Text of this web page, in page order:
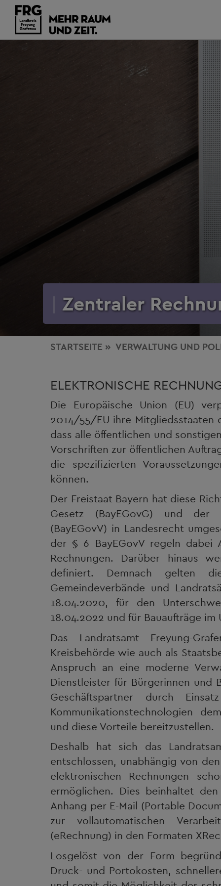
Zentraler
STARTSEITE VERWALTUNG UND
ELEKTRONISCHE
Die Europäische Union (EU)
2014/55/EU ihre Mitgliedsstaaten
dass alle öffentlichen und
Vorschriften zur öffentlichen
die spezifizierten
können.
Der Freistaat Bayern hat diese
Gesetz (BayEGovG) und der
(BayEGovV) in Landesrecht
der § 6 BayEGovV regeln dabei
Rechnungen. Darüber hinaus
definiert. Demnach gelten
Gemeindeverbände und
18.04.2020, für den
18.04.2022 und für Bauaufträge
Das Landratsamt Freyung-
Kreisbehörde wie auch als
Anspruch an eine moderne
Dienstleister für Bürgerinnen und
Geschäftspartner durch
Kommunikationstechnologien
und diese Vorteile bereitzustellen.
Deshalb hat sich das
entschlossen, unabhängig von
elektronischen Rechnungen
ermöglichen. Dies beinhaltet
Anhang per E-Mail (Portable
zur vollautomatischen
(eRechnung) in den Formaten
Losgelöst von der Form
Druck- und Portokosten,